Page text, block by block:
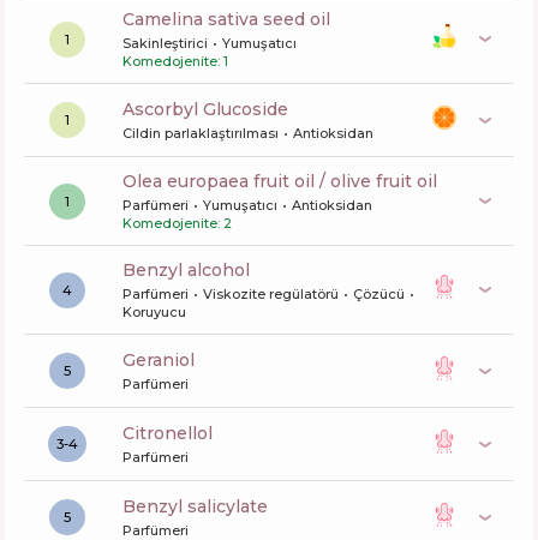
1
camelina sativa seed oil
Sakinleştirici
Yumuşatıcı
Komedojenite: 1
1 Ascorbyl Glucoside
Cildin parlaklaştırılması Antioksidan
1
olea europaea fruit oil / olive fruit oil
Parfümeri Yumuşatıcı
Antioksidan
Komedojenite: 2
4
benzyl alcohol
Parfümeri Viskozite regülatörü
Çözücü
Koruyucu
5 geraniol
Parfümeri
3-4 citronellol
Parfümeri
5 benzyl salicylate
Parfümeri